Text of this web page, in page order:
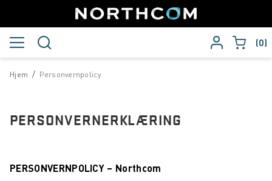
0
/
Hjem Personvernpolicy
PERSONVERNERKLÆRING
PERSONVERNPOLICY – Northcom